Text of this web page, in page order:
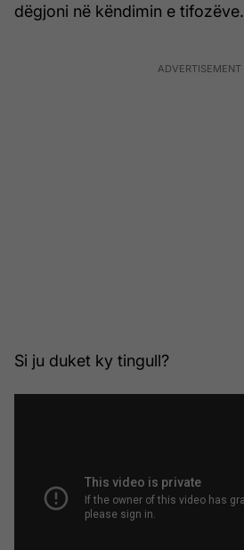
dëgjoni në këndimin e tifozëve.
Si ju duket ky tingull?